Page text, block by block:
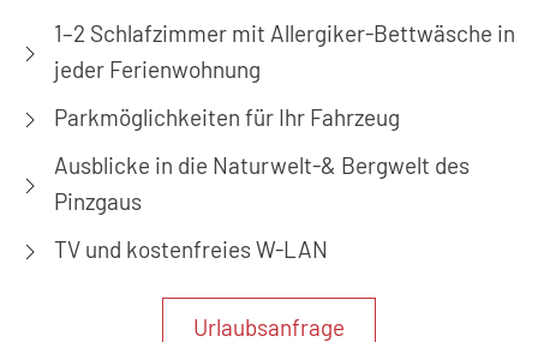
1–2 Schlafzimmer mit Allergiker-Bettwäsche in
jeder Ferienwohnung
Parkmöglichkeiten für Ihr Fahrzeug
Ausblicke in die Naturwelt-& Bergwelt des
Pinzgaus
TV und kostenfreies W-LAN
Urlaubsanfrage